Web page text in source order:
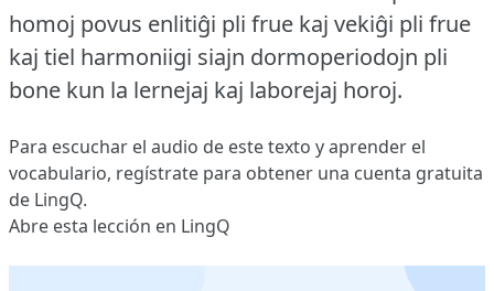
homoj povus enlitiĝi pli frue kaj vekiĝi pli frue
kaj tiel harmoniigi siajn dormoperiodojn pli
bone kun la lernejaj kaj laborejaj horoj.
Para escuchar el audio de este texto y aprender el
vocabulario, regístrate para obtener una cuenta gratuita
de LingQ.
Abre esta lección en LingQ